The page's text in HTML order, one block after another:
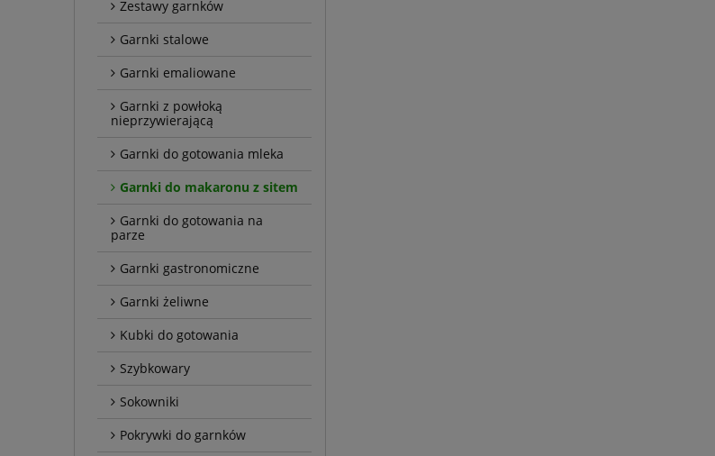
Zestawy garnków
Garnki stalowe
Garnki emaliowane
Garnki z powłoką
nieprzywierającą
Garnki do gotowania mleka
Garnki do makaronu z sitem
Garnki do gotowania na
parze
Garnki gastronomiczne
Garnki żeliwne
Kubki do gotowania
Szybkowary
Sokowniki
Pokrywki do garnków